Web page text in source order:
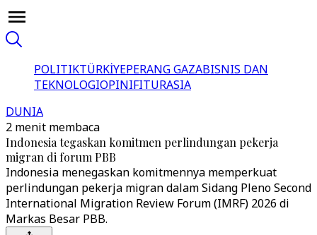
POLITIKTÜRKİYEPERANG GAZABISNIS DAN
TEKNOLOGIOPINIFITURASIA
DUNIA
2 menit membaca
Indonesia tegaskan komitmen perlindungan pekerja
migran di forum PBB
Indonesia menegaskan komitmennya memperkuat
perlindungan pekerja migran dalam Sidang Pleno Second
International Migration Review Forum (IMRF) 2026 di
Markas Besar PBB.